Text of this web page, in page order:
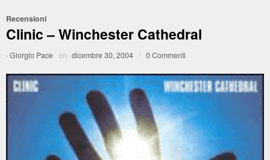
Recensioni
Clinic – Winchester Cathedral
·Giorgio Pace on dicembre 30, 2004 / 0 Commenti